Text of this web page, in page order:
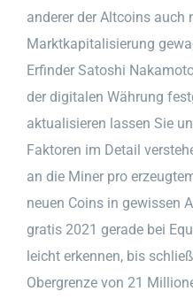
anderer der Altcoins auch
Marktkapitalisierung
Erfinder Satoshi
der digitalen Währung
aktualisieren lassen Sie
Faktoren im Detail
an die Miner pro
neuen Coins in gewissen
gratis 2021 gerade bei
leicht erkennen, bis
Obergrenze von 21